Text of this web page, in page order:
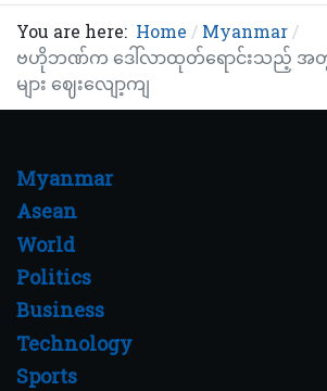
You are here: Home
Myanmar
ဗဟိုဘဏ်က ဒေါ်လာထုတ်ရောင်းသည့်
များ ဈေးလျော့ကျ
Myanmar
Asean
World
Politics
Business
Technology
Sports